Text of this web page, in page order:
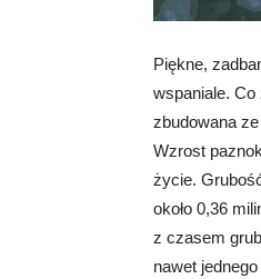
Piękne,
wspaniale. Co
zbudowana
Wzrost
życie.
około 0,36
z czasem
nawet